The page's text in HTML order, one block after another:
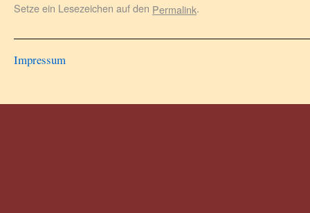
Setze ein Lesezeichen auf den Permalink.
Impressum